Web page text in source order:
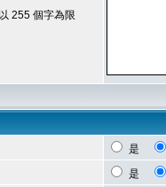
255 個字為限
是
是